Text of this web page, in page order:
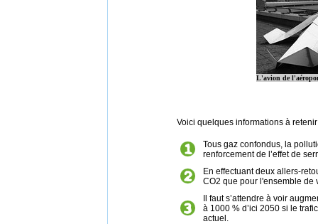
L'avion de
Voici quelques informations à
Tous gaz confondus, la
renforcement de l’effet de
En effectuant deux allers-
CO2 que pour l'ensemble de
Il faut s’attendre à voir
à 1000 % d’ici 2050 si le
actuel.